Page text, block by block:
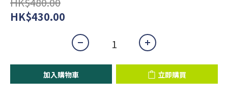
HK$430.00
加入購物車 立即購買